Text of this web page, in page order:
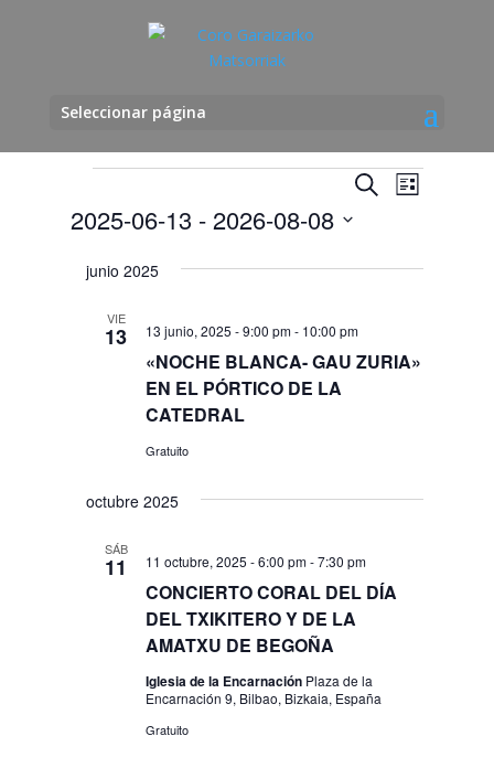
Seleccionar página
Eventos
de
y
de
Eventos
Buscar
de
Evento
Lista
2025-06-13 - 2026-08-08
fecha.
junio 2025
VIE
13
«NOCHE BLANCA- GAU ZURIA»
EN EL PÓRTICO DE LA
CATEDRAL
13 junio, 2025 - 9:00 pm- 10:00 pm
Gratuito
octubre 2025
SÁB
11
CONCIERTO CORAL DEL DÍA
DEL TXIKITERO Y DE LA
AMATXU DE BEGOÑA
11 octubre, 2025 - 6:00 pm-7:30 pm
Iglesia de la Encarnación Plaza de la
Encarnación 9, Bilbao, Bizkaia, España
Gratuito